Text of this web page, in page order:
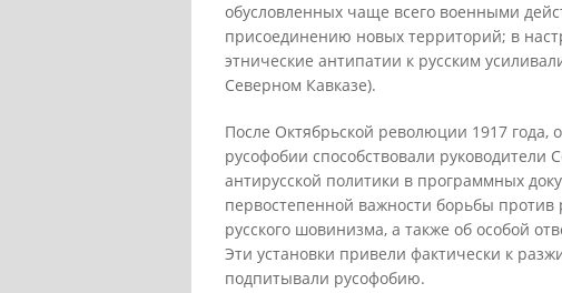
обусловленных чаще всего военными
присоединению новых территорий; в
этнические антипатии к русским
Северном Кавказе).
После Октябрьской революции 1917 года,
русофобии способствовали руководители
антирусской политики в программных
первостепенной важности борьбы
русского шовинизма, а также об особой
Эти установки привели фактически к
подпитывали русофобию.